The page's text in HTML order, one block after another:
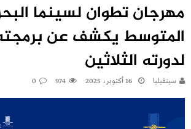
مهرجان تطوان لسينما
المتوسط يكشف عن
لدورته الثلاثين
سينفيليا 16 أكتوبر، 2025 974
0